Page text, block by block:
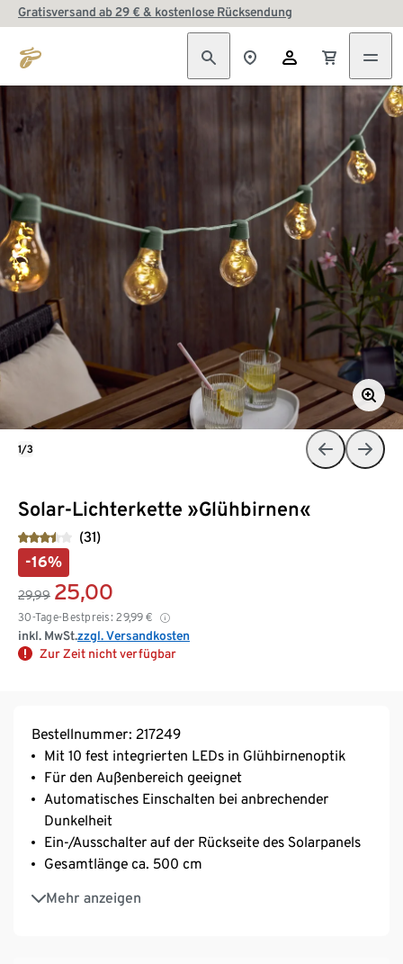
Gratisversand ab 29 € & kostenlose Rücksendung
Solar-Lichterkette »Glühbirnen«
(31)
-16%
29,99 25,00
30-Tage-Bestpreis: 29,99 €
inkl. MwSt.zzgl. Versandkosten
Zur Zeit nicht verfügbar
1/3
Bestellnummer: 217249
Mit 10 fest integrierten LEDs in Glühbirnenoptik
Für den Außenbereich geeignet
Automatisches Einschalten bei anbrechender
Dunkelheit
Ein-/Ausschalter auf der Rückseite des Solarpanels
Gesamtlänge ca. 500 cm
Mehr anzeigen
Ablauföffnung für Kondenswasser